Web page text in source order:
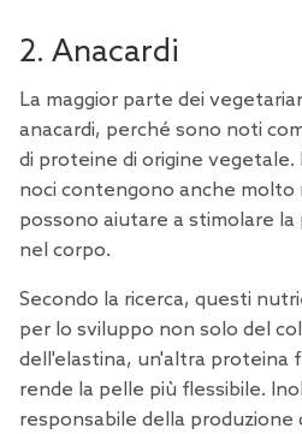
2. Anacardi
La maggior parte dei
anacardi, perché sono noti
di proteine di origine vegetale.
noci contengono anche molto
possono aiutare a stimolare
nel corpo.
Secondo la ricerca, questi
per lo sviluppo non solo del
dell'elastina, un'altra proteina
rende la pelle più flessibile.
responsabile della produzione